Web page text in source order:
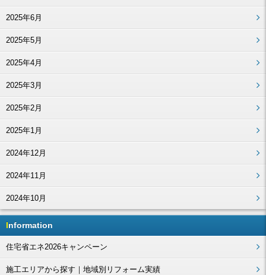
2025年6月
2025年5月
2025年4月
2025年3月
2025年2月
2025年1月
2024年12月
2024年11月
2024年10月
Information
住宅省エネ2026キャンペーン
施工エリアから探す｜地域別リフォーム実績